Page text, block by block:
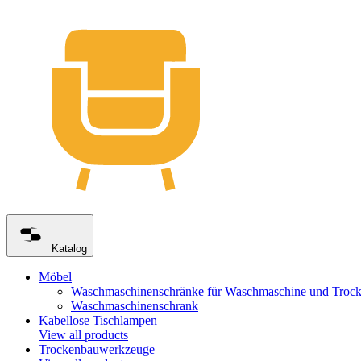
Katalog
Möbel
Waschmaschinenschränke für Waschmaschine und
Waschmaschinenschrank
Kabellose Tischlampen
View all products
Trockenbauwerkzeuge